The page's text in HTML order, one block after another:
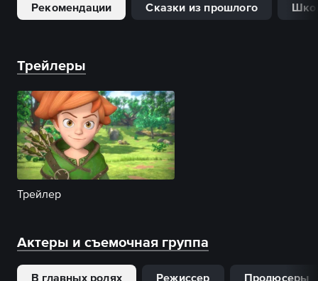
Рекомендации Сказки из прошлого
Трейлеры
Трейлер
Актеры и съемочная группа
В главных ролях Режиссер Продюсеры